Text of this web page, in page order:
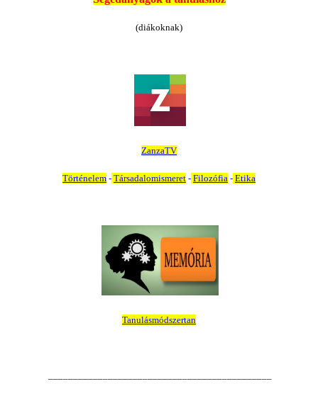
(diákoknak)
ZanzaTV
Történelem - Társadalomismeret - Filozófia - Etika
Tanulásmódszertan